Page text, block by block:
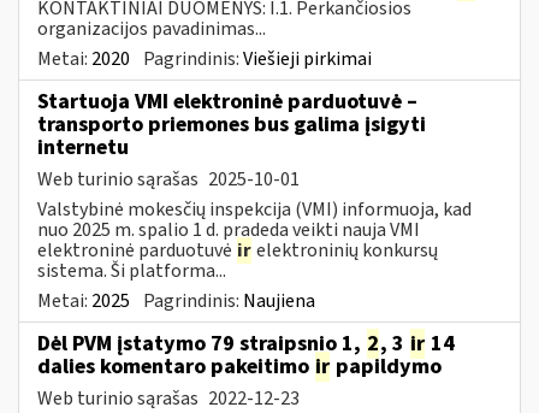
KONTAKTINIAI DUOMENYS: I.1. Perkančiosios
organizacijos pavadinimas...
Metai: 2020 Pagrindinis:Viešieji pirkimai
Startuoja VMI elektroninė parduotuvė –
transporto priemones bus galima įsigyti
internetu
Web turinio sąrašas 2025-10-01
Valstybinė mokesčių inspekcija (VMI) informuoja, kad
nuo 2025 m. spalio 1 d. pradeda veikti nauja VMI
elektroninė parduotuvė irelektroninių konkursų
sistema. Ši platforma...
Metai: 2025 Pagrindinis: Naujiena
Dėl PVM įstatymo 79 straipsnio 1, 2, 3 ir 14
dalies komentaro pakeitimo ir papildymo
Web turinio sąrašas 2022-12-23